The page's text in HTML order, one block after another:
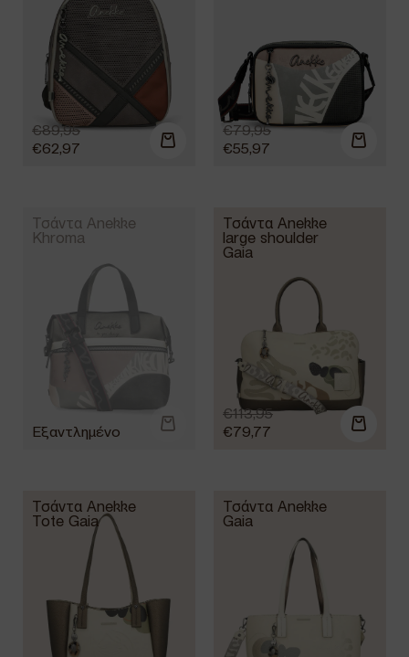
€89,95
€62,97
€79,95
€55,97
Τσάντα Anekke
Khroma
Τσάντα Anekke
large shoulder
Gaia
€113,95
€79,77
Τσάντα Anekke
Tote Gaia
Τσάντα Anekke
Gaia